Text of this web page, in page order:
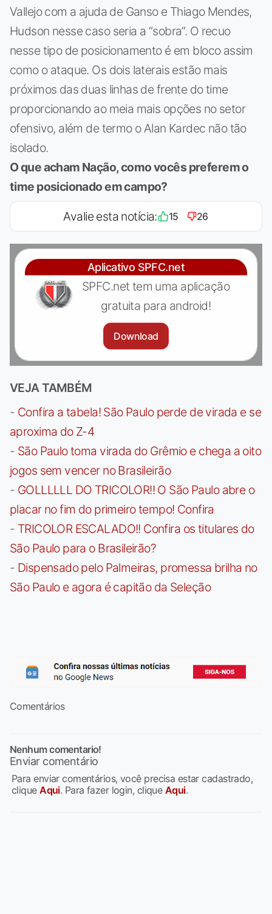
Vallejo com a ajuda de Ganso e Thiago Mendes,
Hudson nesse caso seria a “sobra”. O recuo
nesse tipo de posicionamento é em bloco assim
como o ataque. Os dois laterais estão mais
próximos das duas linhas de frente do time
proporcionando ao meia mais opções no setor
ofensivo, além de termo o Alan Kardec não tão
isolado.
O que acham Nação, como vocês preferem o
time posicionado em campo?
Avalie esta notícia: 15 26
Aplicativo SPFC.net
SPFC.net tem uma aplicação
gratuita para android!
Download
VEJA TAMBÉM
- Confira a tabela! São Paulo perde de virada e se
aproxima do Z-4
- São Paulo toma virada do Grêmio e chega a oito
jogos sem vencer no Brasileirão
- GOLLLLLL DO TRICOLOR!! O São Paulo abre o
placar no fim do primeiro tempo! Confira
- TRICOLOR ESCALADO!! Confira os titulares do
São Paulo para o Brasileirão?
- Dispensado pelo Palmeiras, promessa brilha no
São Paulo e agora é capitão da Seleção
Comentários
Nenhum comentario!
Enviar comentário
Para enviar comentários, você precisa estar cadastrado,
cliqueAqui. Para fazer login, clique Aqui.